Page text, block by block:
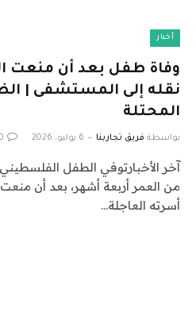
أخبار
وفاة طفل بعد أن منعت
نقله إلى المستشفى |
المحتلة
بواسطة فريق تجاربنا 6 يوليو، 2026
آخر الأخبارتوفي الطفل
من العمر أربعة أشهر، بعد أن منعت
أسرته العاجلة…